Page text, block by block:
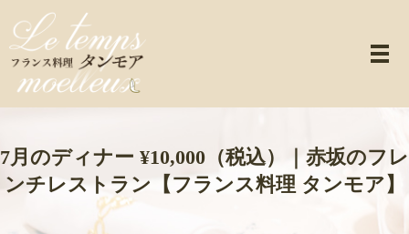
メ
7月のディナー ¥10,000（税込）｜赤坂のフレ
ンチレストラン【フランス料理 タンモア】